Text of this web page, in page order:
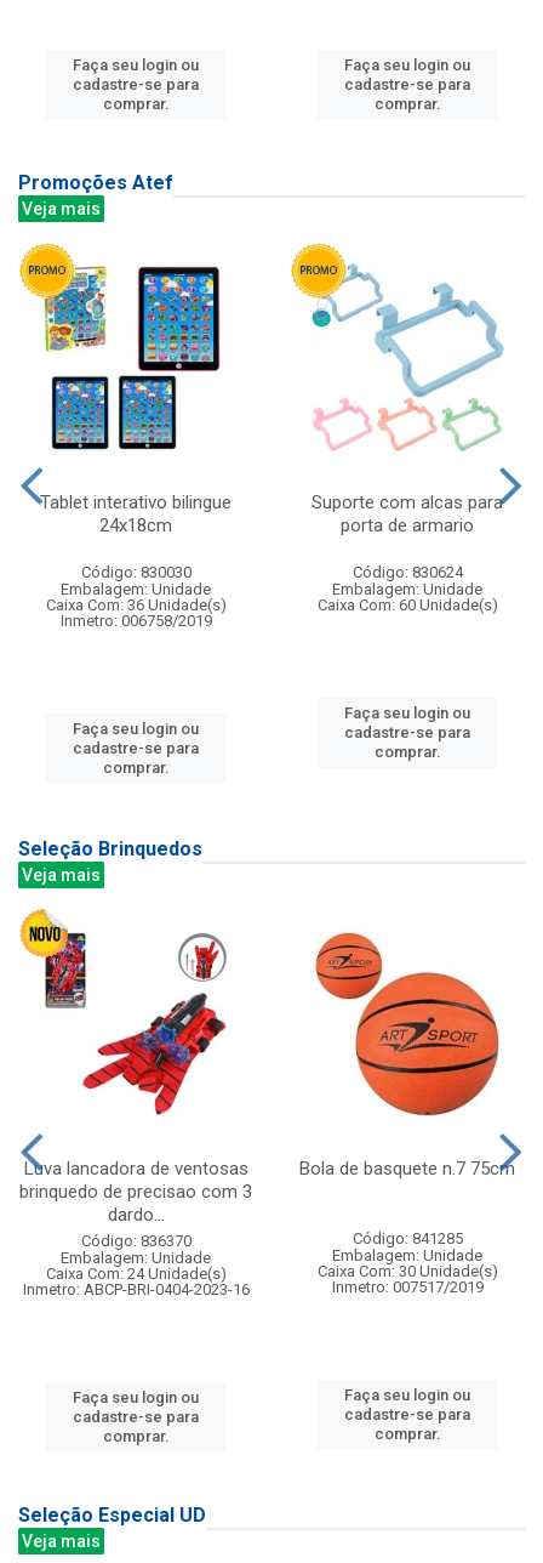
Faça seu login ou
cadastre-se para
comprar.
Faça seu login ou
cadastre-se para
comprar.
Promoções Atef
Veja mais
Tablet interativo bilingue
24x18cm
Código: 830030
Embalagem: Unidade
Caixa Com: 36 Unidade(s)
Inmetro: 006758/2019
Faça seu login ou
cadastre-se para
comprar.
Suporte com alcas para
porta de armario
Código: 830624
Embalagem: Unidade
Caixa Com: 60 Unidade(s)
Faça seu login ou
cadastre-se para
comprar.
Seleção Brinquedos
Veja mais
Luva lancadora de ventosas
brinquedo de precisao com 3
dardo...
Código: 836370
Embalagem: Unidade
Caixa Com: 24 Unidade(s)
Inmetro: ABCP-BRI-0404-2023-16
Faça seu login ou
cadastre-se para
comprar.
Bola de basquete n.7 75cm
Código: 841285
Embalagem: Unidade
Caixa Com: 30 Unidade(s)
Inmetro: 007517/2019
Faça seu login ou
cadastre-se para
comprar.
Seleção Especial UD
Veja mais